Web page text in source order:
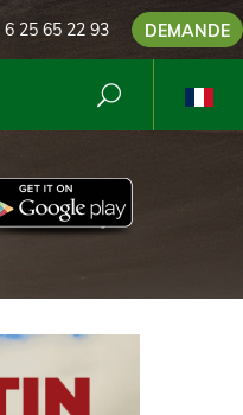
6 25 65 22 93 DEMANDE
2026)